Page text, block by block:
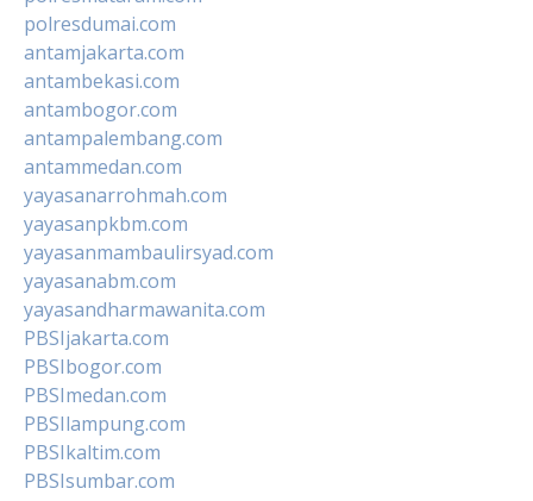
polresdumai.com
antamjakarta.com
antambekasi.com
antambogor.com
antampalembang.com
antammedan.com
yayasanarrohmah.com
yayasanpkbm.com
yayasanmambaulirsyad.com
yayasanabm.com
yayasandharmawanita.com
PBSIjakarta.com
PBSIbogor.com
PBSImedan.com
PBSIlampung.com
PBSIkaltim.com
PBSIsumbar.com